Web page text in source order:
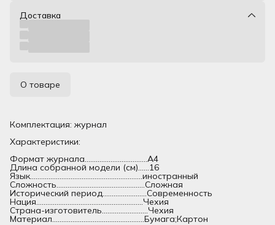
Доставка
О товаре
Комплектация: журнал
Характеристики:
Формат журнала..................................А4
Длина собранной модели (см)......16
Язык.............................................................иностранный
Сложность................................................Сложная
Исторический период........................Современность
Нация..........................................................Чехия
Страна-изготовитель.........................Чехия
Материал..................................................Бумага;Картон